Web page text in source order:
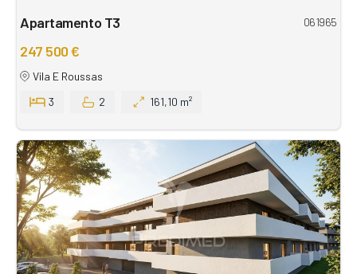
Apartamento T3 061965
247 500 €
Vila E Roussas
3
2 161,10 m²